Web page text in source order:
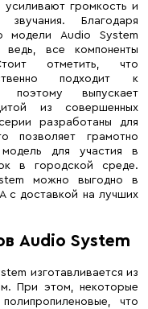
усиливают громкость и
Благодаря
модели Audio System
все компоненты
отметить, что
подходит к
поэтому выпускает
из совершенных
разработаны для
позволяет грамотно
для участия в
в городской среде.
можно выгодно в
с доставкой на лучших
Audio System
изготавливается из
При этом, некоторые
что